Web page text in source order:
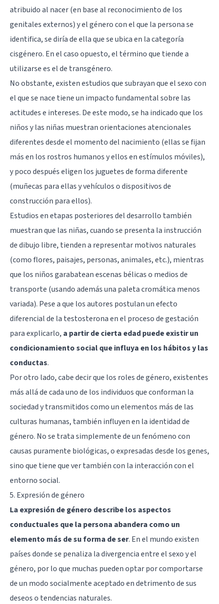
atribuido al nacer (en base al reconocimiento de los
genitales externos) y el género con el que la persona se
identifica, se diría de ella que se ubica en la categoría
cisgénero. En el caso opuesto, el término que tiende a
utilizarse es el de transgénero.
No obstante, existen estudios que subrayan que el sexo con
el que se nace tiene un impacto fundamental sobre las
actitudes e intereses. De este modo, se ha indicado que los
niños y las niñas muestran orientaciones atencionales
diferentes desde el momento del nacimiento (ellas se fijan
más en los rostros humanos y ellos en estímulos móviles),
y poco después eligen los juguetes de forma diferente
(muñecas para ellas y vehículos o dispositivos de
construcción para ellos).
Estudios en etapas posteriores del desarrollo también
muestran que las niñas, cuando se presenta la instrucción
de dibujo libre, tienden a representar motivos naturales
(como flores, paisajes, personas, animales, etc.), mientras
que los niños garabatean escenas bélicas o medios de
transporte (usando además una paleta cromática menos
variada). Pese a que los autores postulan un efecto
diferencial de la testosterona en el proceso de gestación
para explicarlo, a partir de cierta edad puede existir un
condicionamiento social que influya en los hábitos y las
conductas.
Por otro lado, cabe decir que los roles de género, existentes
más allá de cada uno de los individuos que conforman la
sociedad y transmitidos como un elementos más de las
culturas humanas, también influyen en la identidad de
género. No se trata simplemente de un fenómeno con
causas puramente biológicas, o expresadas desde los genes,
sino que tiene que ver también con la interacción con el
entorno social.
5. Expresión de género
La expresión de género describe los aspectos
conductuales que la persona abandera como un
elemento más de su forma de ser. En el mundo existen
países donde se penaliza la divergencia entre el sexo y el
género, por lo que muchas pueden optar por comportarse
de un modo socialmente aceptado en detrimento de sus
deseos o tendencias naturales.